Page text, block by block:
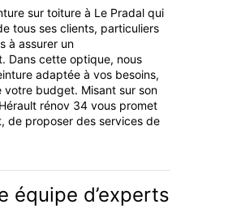
sur toiture à Le Pradal qui
tous ses clients, particuliers
à assurer un
Dans cette optique, nous
adaptée à vos besoins,
votre budget. Misant sur son
rénov 34 vous promet
de proposer des services de
équipe d’experts